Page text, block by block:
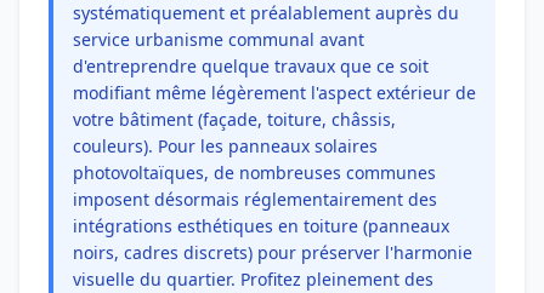
systématiquement et préalablement auprès du
service urbanisme communal avant
d'entreprendre quelque travaux que ce soit
modifiant même légèrement l'aspect extérieur de
votre bâtiment (façade, toiture, châssis,
couleurs). Pour les panneaux solaires
photovoltaïques, de nombreuses communes
imposent désormais réglementairement des
intégrations esthétiques en toiture (panneaux
noirs, cadres discrets) pour préserver l'harmonie
visuelle du quartier. Profitez pleinement des